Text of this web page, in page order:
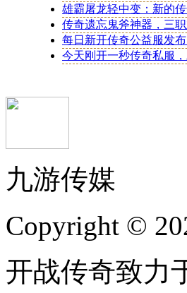
雄霸屠龙轻中变：新的
传奇遗忘鬼斧神器，三
每日新开传奇公益服发布
今天刚开一秒传奇私服
九游传媒
Copyright ©
开战传奇致力